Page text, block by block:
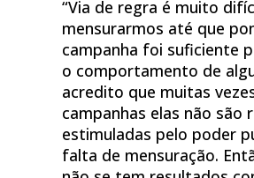
“Via de regra é muito
mensurarmos até que
campanha foi suficiente
o comportamento de
acredito que muitas
campanhas elas não são
estimuladas pelo poder
falta de mensuração.